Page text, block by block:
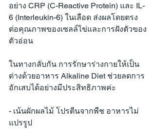
อย่าง CRP (C-Reactive Protein) และ IL-
6 (Interleukin-6) ในเลือด ส่งผลโดยตรง
ต่อคุณภาพของเซลล์ไข่และการฝังตัวของ
ตัวอ่อน
ในทางกลับกัน การรักษาร่างกายให้เป็น
ด่างด้วยอาหาร Alkaline Diet ช่วยลดการ
อักเสบได้อย่างมีประสิทธิภาพค่ะ
- เน้นผักผลไม้ โปรตีนจากพืช อาหารไม่
แปรรูป